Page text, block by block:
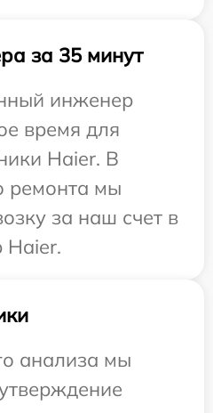
за 35 минут
инженер
время для
Haier. В
ремонта мы
за наш счет в
Haier.
анализа мы